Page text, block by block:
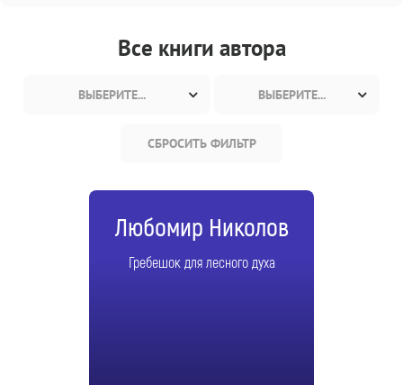
Все книги автора
ВЫБЕРИТЕ... ВЫБЕРИТЕ...
СБРОСИТЬ ФИЛЬТР
Любомир Николов
Гребешок для лесного духа